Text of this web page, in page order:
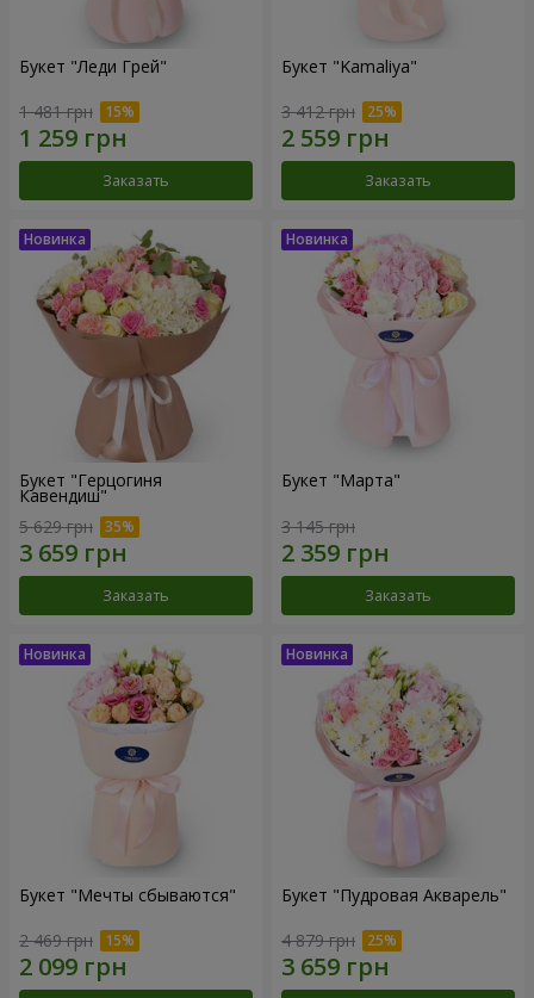
Букет "Леди Грей"
1 481 грн
Заказать
Букет "Kamaliya"
3 412 грн
Заказать
Букет "Герцогиня
Кавендиш"
5 629 грн
Заказать
Букет "Марта"
3 145 грн
Заказать
Букет "Мечты сбываются"
2 469 грн
Букет "Пудровая Акварель"
4 879 грн